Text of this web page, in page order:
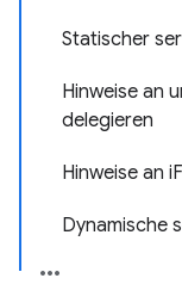
Statischer
Hinweise an
delegieren
Hinweise an
Dynamische